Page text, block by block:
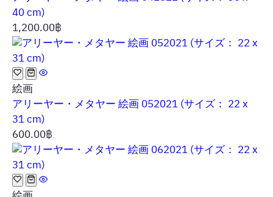
40 cm)
1,200.00฿
絵画
アリーヤー・メタヤー 絵画 052021 (サイズ： 22 x
31 cm)
600.00฿